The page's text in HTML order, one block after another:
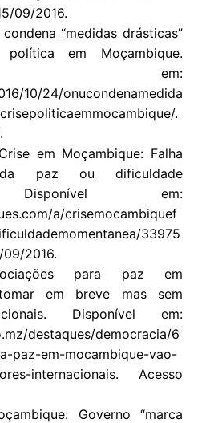
09/2016.
condena “medidas drásticas”
em Moçambique.
em:
10/24/onucondenamedida
.
em Moçambique: Falha
paz ou dificuldade
Disponível em:
a/crisemocambiquef
33975
2016.
para paz em
em breve mas sem
Disponível em:
destaques/democracia/6
paz-em-mocambique-vao-
internacionais. Acesso
Governo “marca